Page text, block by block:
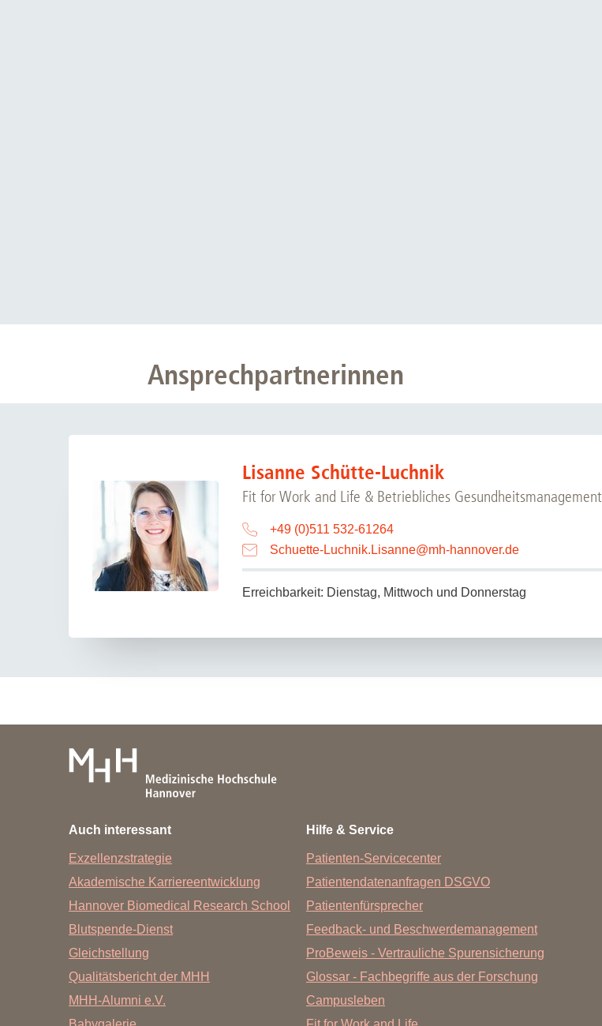
Ansprechpartnerinnen
Lisanne Schütte-Luchnik
Fit for Work and Life & Betriebliches Gesundheitsmanagement
+49 (0)511 532-61264
Schuette-Luchnik.Lisanne@mh-hannover.de
Erreichbarkeit: Dienstag, Mittwoch und Donnerstag
Auch interessant
Exzellenzstrategie
Akademische Karriereentwicklung
Hannover Biomedical Research School
Blutspende-Dienst
Gleichstellung
Qualitätsbericht der MHH
MHH-Alumni e.V.
Hilfe & Service
Patienten-Servicecenter
Patientendatenanfragen DSGVO
Patientenfürsprecher
Feedback- und Beschwerdemanagement
ProBeweis - Vertrauliche Spurensicherung
Glossar - Fachbegriffe aus der Forschung
Campusleben